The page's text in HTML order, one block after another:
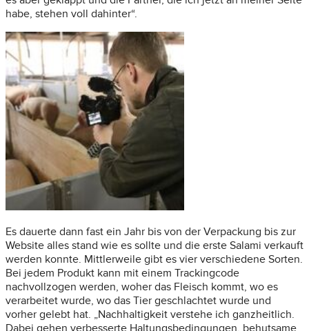
habe, stehen voll dahinter“.
Es dauerte dann fast ein Jahr bis von der Verpackung bis zur
Website alles stand wie es sollte und die erste Salami verkauft
werden konnte. Mittlerweile gibt es vier verschiedene Sorten.
Bei jedem Produkt kann mit einem Trackingcode
nachvollzogen werden, woher das Fleisch kommt, wo es
verarbeitet wurde, wo das Tier geschlachtet wurde und
vorher gelebt hat. „Nachhaltigkeit verstehe ich ganzheitlich.